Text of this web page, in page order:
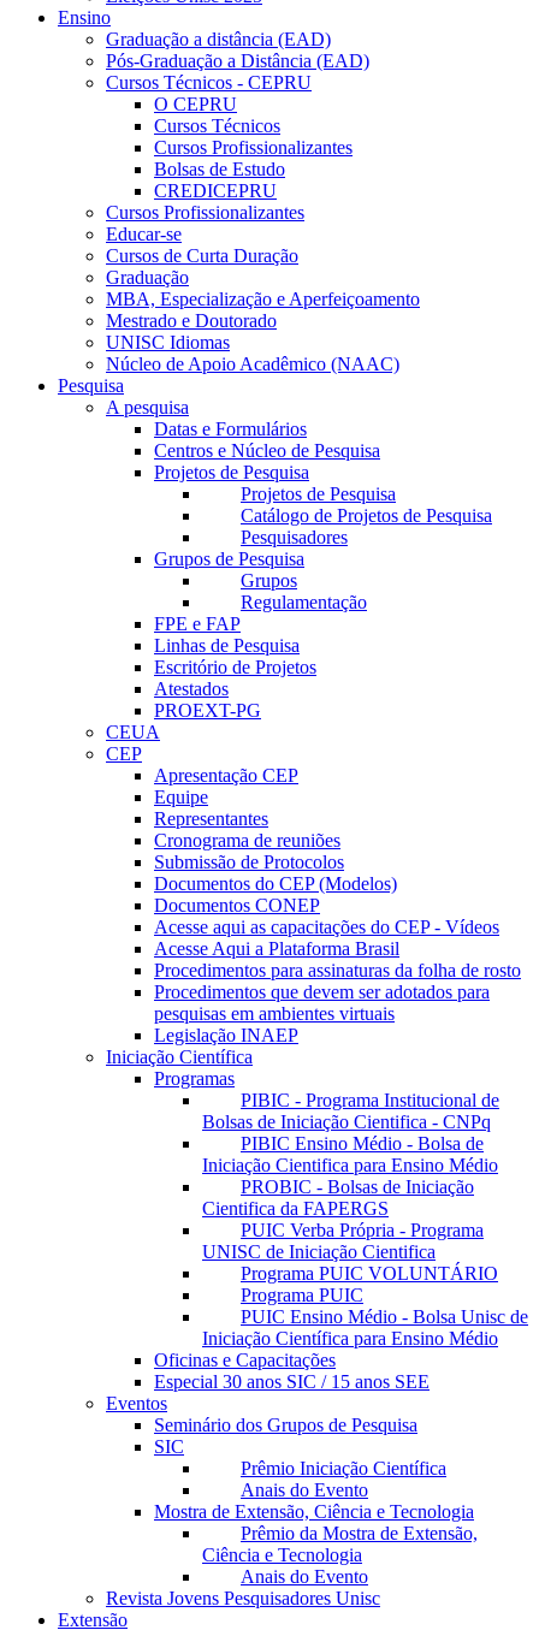
Ensino
Graduação a distância (EAD)
Pós-Graduação a Distância (EAD)
Cursos Técnicos - CEPRU
O CEPRU
Cursos Técnicos
Cursos Profissionalizantes
Bolsas de Estudo
CREDICEPRU
Cursos Profissionalizantes
Educar-se
Cursos de Curta Duração
Graduação
MBA, Especialização e Aperfeiçoamento
Mestrado e Doutorado
UNISC Idiomas
Núcleo de Apoio Acadêmico (NAAC)
Pesquisa
A pesquisa
Datas e Formulários
Centros e Núcleo de Pesquisa
Projetos de Pesquisa
Projetos de Pesquisa
Catálogo de Projetos de Pesquisa
Pesquisadores
Grupos de Pesquisa
Grupos
Regulamentação
FPE e FAP
Linhas de Pesquisa
Escritório de Projetos
Atestados
PROEXT-PG
CEUA
CEP
Apresentação CEP
Equipe
Representantes
Cronograma de reuniões
Submissão de Protocolos
Documentos do CEP (Modelos)
Documentos CONEP
Acesse aqui as capacitações do CEP - Vídeos
Acesse Aqui a Plataforma Brasil
Procedimentos para assinaturas da folha de rosto
Procedimentos que devem ser adotados para
pesquisas em ambientes virtuais
Legislação INAEP
Iniciação Científica
Programas
PIBIC - Programa Institucional de
Bolsas de Iniciação Cientifica - CNPq
PIBIC Ensino Médio - Bolsa de
Iniciação Cientifica para Ensino Médio
PROBIC - Bolsas de Iniciação
Cientifica da FAPERGS
PUIC Verba Própria - Programa
UNISC de Iniciação Cientifica
Programa PUIC VOLUNTÁRIO
Programa PUIC
PUIC Ensino Médio - Bolsa Unisc de
Iniciação Científica para Ensino Médio
Oficinas e Capacitações
Especial 30 anos SIC / 15 anos SEE
Eventos
Seminário dos Grupos de Pesquisa
SIC
Prêmio Iniciação Científica
Anais do Evento
Mostra de Extensão, Ciência e Tecnologia
Prêmio da Mostra de Extensão,
Ciência e Tecnologia
Anais do Evento
Revista Jovens Pesquisadores Unisc
Extensão